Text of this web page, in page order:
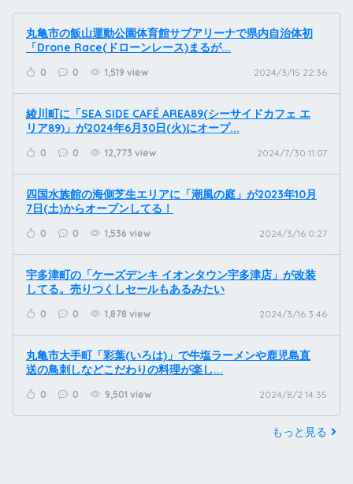
丸亀市の飯山運動公園体育館サブアリーナで県内自治体初
「Drone Race(ドローンレース)まるが...
0 0 1,519 view 2024/3/15 22:36
綾川町に「SEA SIDE CAFÉ AREA89(シーサイドカフェ エ
リア89)」が2024年6月30日(火)にオープ...
0 0 12,773 view 2024/7/30 11:07
四国水族館の海側芝生エリアに「潮風の庭」が2023年10月
7日(土)からオープンしてる！
0 0 1,536 view 2024/3/16 0:27
宇多津町の「ケーズデンキ イオンタウン宇多津店」が改装
してる。売りつくしセールもあるみたい
0 0 1,878 view 2024/3/16 3:46
丸亀市大手町「彩葉(いろは)」で牛塩ラーメンや鹿児島直
送の鳥刺しなどこだわりの料理が楽し...
0 0 9,501 view 2024/8/2 14:35
もっと見る